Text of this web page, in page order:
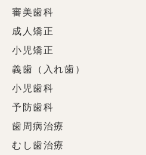
審美歯科
成人矯正
小児矯正
義歯（入れ歯）
小児歯科
予防歯科
歯周病治療
むし歯治療